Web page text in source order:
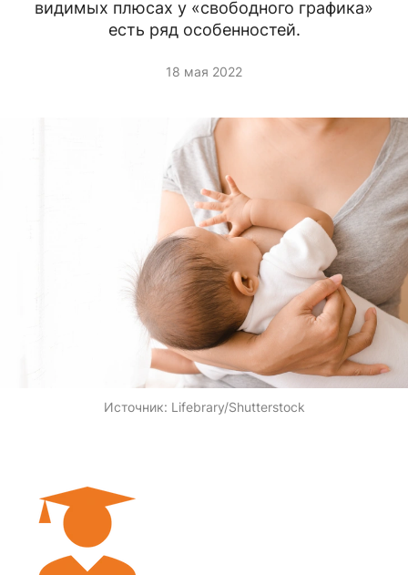
видимых плюсах у «свободного графика»
есть ряд особенностей.
18 мая 2022
Источник: Lifebrary/Shutterstock